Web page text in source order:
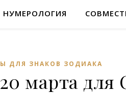
НУМЕРОЛОГИЯ
ДЛЯ ЗНАКОВ ЗОДИАКА
марта для